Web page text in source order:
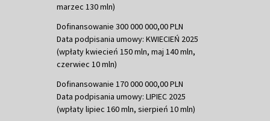
marzec 130 mln)
Dofinansowanie 300 000 000,00 PLN
Data podpisania umowy: KWIECIEŃ 2025
(wpłaty kwiecień 150 mln, maj 140 mln,
czerwiec 10 mln)
Dofinansowanie 170 000 000,00 PLN
Data podpisania umowy: LIPIEC 2025
(wpłaty lipiec 160 mln, sierpień 10 mln)